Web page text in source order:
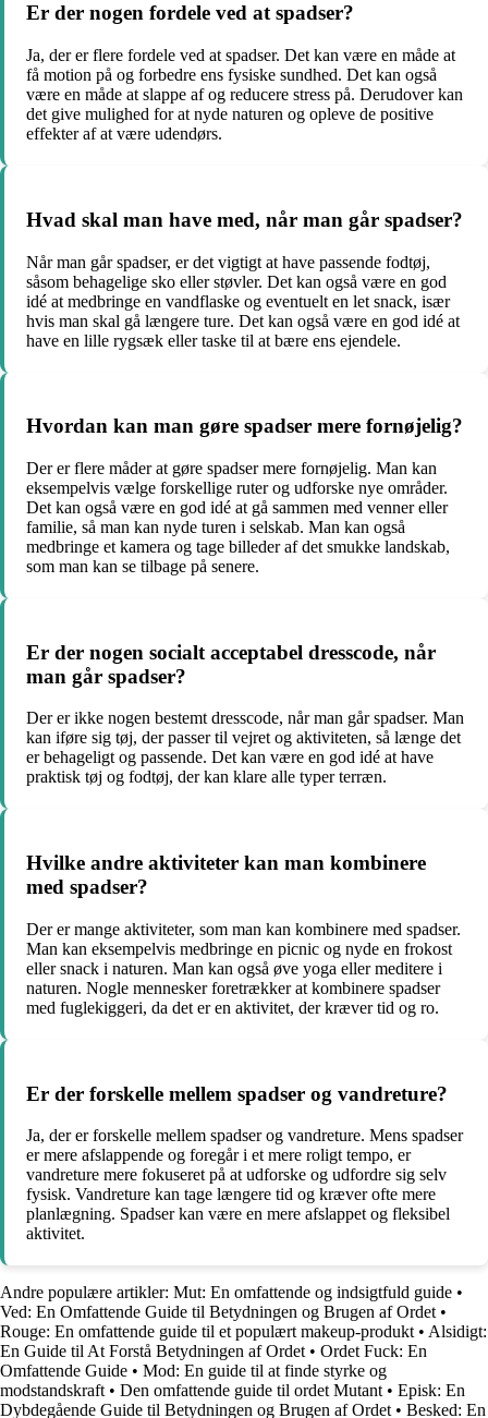
Er der nogen fordele ved at spadser?
Ja, der er flere fordele ved at spadser. Det kan være en måde at
få motion på og forbedre ens fysiske sundhed. Det kan også
være en måde at slappe af og reducere stress på. Derudover kan
det give mulighed for at nyde naturen og opleve de positive
effekter af at være udendørs.
Hvad skal man have med, når man går spadser?
Når man går spadser, er det vigtigt at have passende fodtøj,
såsom behagelige sko eller støvler. Det kan også være en god
idé at medbringe en vandflaske og eventuelt en let snack, især
hvis man skal gå længere ture. Det kan også være en god idé at
have en lille rygsæk eller taske til at bære ens ejendele.
Hvordan kan man gøre spadser mere fornøjelig?
Der er flere måder at gøre spadser mere fornøjelig. Man kan
eksempelvis vælge forskellige ruter og udforske nye områder.
Det kan også være en god idé at gå sammen med venner eller
familie, så man kan nyde turen i selskab. Man kan også
medbringe et kamera og tage billeder af det smukke landskab,
som man kan se tilbage på senere.
Er der nogen socialt acceptabel dresscode, når
man går spadser?
Der er ikke nogen bestemt dresscode, når man går spadser. Man
kan iføre sig tøj, der passer til vejret og aktiviteten, så længe det
er behageligt og passende. Det kan være en god idé at have
praktisk tøj og fodtøj, der kan klare alle typer terræn.
Hvilke andre aktiviteter kan man kombinere
med spadser?
Der er mange aktiviteter, som man kan kombinere med spadser.
Man kan eksempelvis medbringe en picnic og nyde en frokost
eller snack i naturen. Man kan også øve yoga eller meditere i
naturen. Nogle mennesker foretrækker at kombinere spadser
med fuglekiggeri, da det er en aktivitet, der kræver tid og ro.
Er der forskelle mellem spadser og vandreture?
Ja, der er forskelle mellem spadser og vandreture. Mens spadser
er mere afslappende og foregår i et mere roligt tempo, er
vandreture mere fokuseret på at udforske og udfordre sig selv
fysisk. Vandreture kan tage længere tid og kræver ofte mere
planlægning. Spadser kan være en mere afslappet og fleksibel
aktivitet.
Andre populære artikler: Mut: En omfattende og indsigtfuld guide •
Ved: En Omfattende Guide til Betydningen og Brugen af Ordet •
Rouge: En omfattende guide til et populært makeup-produkt • Alsidigt:
En Guide til At Forstå Betydningen af Ordet • Ordet Fuck: En
Omfattende Guide • Mod: En guide til at finde styrke og
modstandskraft • Den omfattende guide til ordet Mutant • Episk: En
Dybdegående Guide til Betydningen og Brugen af Ordet • Besked: En